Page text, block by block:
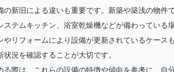
の新旧による違いも重要です。新築や築浅の物件
ステムキッチン、浴室乾燥機などが備わっている
やリフォームにより設備が更新されているケース
況を確認することが大切です。
る際は、これらの設備の特徴や傾向を参考に、自